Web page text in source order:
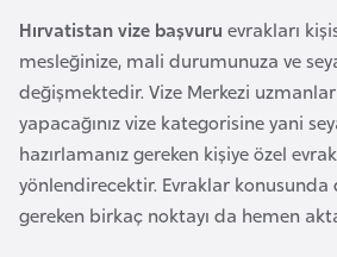
Hırvatistan vize başvuru evrakları
mesleğinize, mali durumunuza ve
değişmektedir. Vize Merkezi
yapacağınız vize kategorisine yani
hazırlamanız gereken kişiye özel
yönlendirecektir. Evraklar
gereken birkaç noktayı da hemen
s
o
Ç
a
d